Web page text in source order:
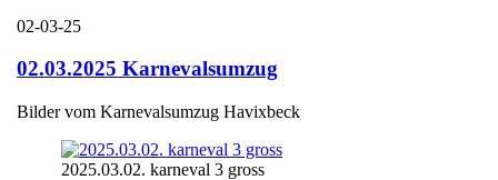
02-03-25
02.03.2025 Karnevalsumzug
Bilder vom Karnevalsumzug Havixbeck
2025.03.02. karneval 3 gross